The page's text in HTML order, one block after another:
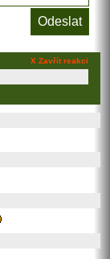
X Zavřít reakci